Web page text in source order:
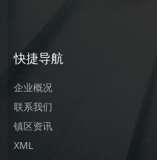
快捷导航
企业概况
联系我们
镇区资讯
XML